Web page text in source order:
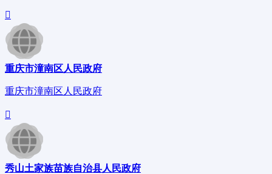
重庆市潼南区人民政府
重庆市潼南区人民政府
秀山土家族苗族自治县人民政府